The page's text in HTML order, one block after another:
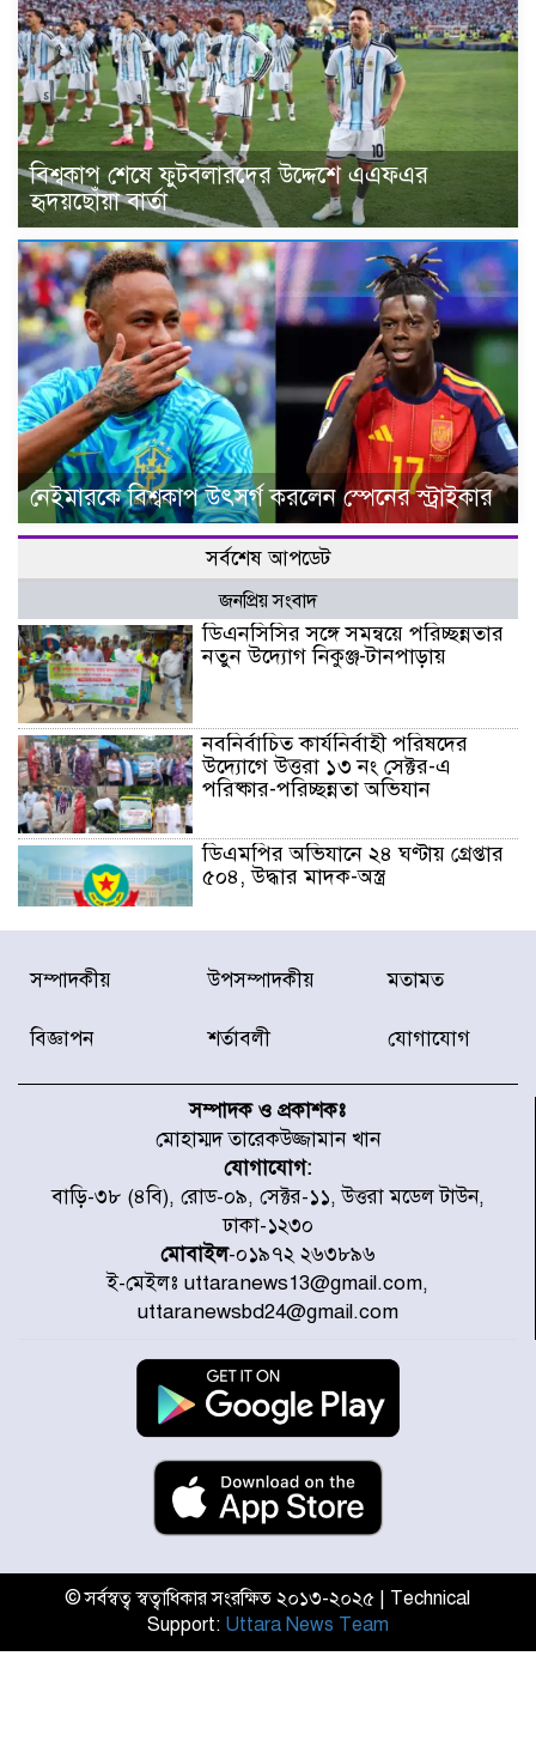
বিশ্বকাপ শেষে ফুটবলারদের উদ্দেশে এএফএর
হৃদয়ছোঁয়া বার্তা
নেইমারকে বিশ্বকাপ উৎসর্গ করলেন স্পেনের স্ট্রাইকার
সর্বশেষ আপডেট
জনপ্রিয় সংবাদ
ডিএনসিসির সঙ্গে সমন্বয়ে পরিচ্ছন্নতার
নতুন উদ্যোগ নিকুঞ্জ-টানপাড়ায়
নবনির্বাচিত কার্যনির্বাহী পরিষদের
উদ্যোগে উত্তরা ১৩ নং সেক্টর-এ
পরিষ্কার-পরিচ্ছন্নতা অভিযান
ডিএমপির অভিযানে ২৪ ঘণ্টায় গ্রেপ্তার
৫০৪, উদ্ধার মাদক-অস্ত্র
সন্দ্বীপের চরে বিপদে পড়া কচ্ছপ উদ্ধার
সাগরে অবমুক্ত
যোগ দিয়েছেন প্রধানমন্ত্রী
জাতীয় সাংবাদিক সংস্থার পিরোজপুর
জেলা কমিটি অনুমোদন
গণঅভ্যুত্থানের তথ্য বিশ্বমিডিয়ায় পৌঁছে
দিতেন আদীব, গুমের চেষ্টা ৩ বার
বাঁশখালীকে বন্যা মুক্ত করার সকল
পদক্ষেপ নেয়া হবে- আসাদুল হাবিব দুলু
বিদ্যুৎ-জ্বালানি খাতে অস্থিরতা তৈরির
চেষ্টা করছে একটি চক্র : প্রধানমন্ত্রী
টাইফুন ‘ডলফিনের’ আঘাতে জাপানে
৫ আহত, চীনে বন্দর বন্ধ
সম্পাদকীয় উপসম্পাদকীয় মতামত
বিজ্ঞাপন শর্তাবলী যোগাযোগ
সম্পাদক ও প্রকাশকঃ
মোহাম্মদ তারেকউজ্জামান খান
যোগাযোগ:
বাড়ি-৩৮ (৪বি), রোড-০৯, সেক্টর-১১, উত্তরা মডেল টাউন,
ঢাকা-১২৩০
মোবাইল-০১৯৭২ ২৬৩৮৯৬
ই-মেইলঃ uttaranews13@gmail.com,
uttaranewsbd24@gmail.com
© সর্বস্বত্ব স্বত্বাধিকার সংরক্ষিত ২০১৩-২০২৫ | Technical
Support: Uttara News Team